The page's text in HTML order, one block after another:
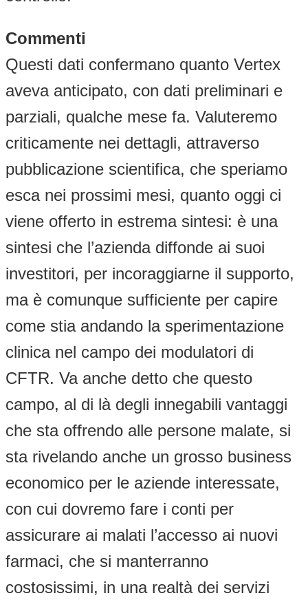
Commenti
Questi dati confermano quanto Vertex
aveva anticipato, con dati preliminari e
parziali, qualche mese fa. Valuteremo
criticamente nei dettagli, attraverso
pubblicazione scientifica, che speriamo
esca nei prossimi mesi, quanto oggi ci
viene offerto in estrema sintesi: è una
sintesi che l’azienda diffonde ai suoi
investitori, per incoraggiarne il supporto,
ma è comunque sufficiente per capire
come stia andando la sperimentazione
clinica nel campo dei modulatori di
CFTR. Va anche detto che questo
campo, al di là degli innegabili vantaggi
che sta offrendo alle persone malate, si
sta rivelando anche un grosso business
economico per le aziende interessate,
con cui dovremo fare i conti per
assicurare ai malati l’accesso ai nuovi
farmaci, che si manterranno
costosissimi, in una realtà dei servizi